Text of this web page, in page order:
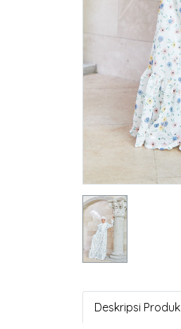
Deskripsi Produk